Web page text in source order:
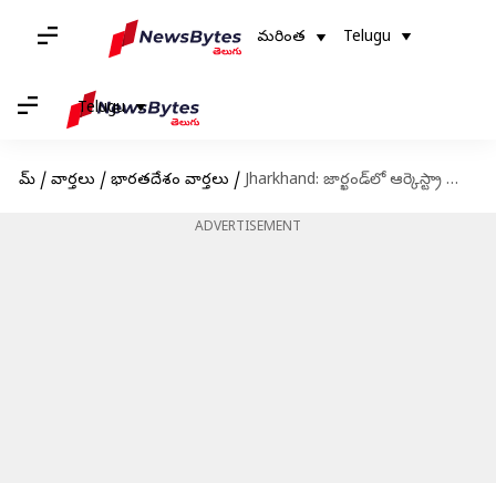
మరింత Telugu
Telugu
హోమ్ / వార్తలు / భారతదేశం వార్తలు / Jharkhand: జార్ఖండ్‌లో ఆర్కెస్ట్రా ట్రూప్ సింగర్ పై సామూహిక అత్యాచారం
ADVERTISEMENT